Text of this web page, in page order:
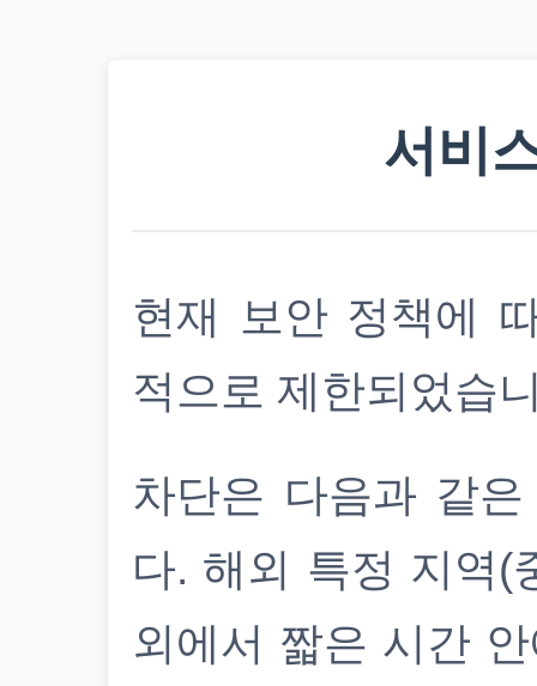
서비
현재 보안 정책에
적으로 제한되었습
차단은 다음과 같
다. 해외 특정 지역(
외에서 짧은 시간